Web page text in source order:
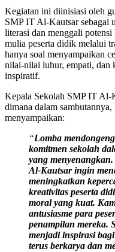
Kegiatan ini diinisiasi oleh
SMP IT Al-Kautsar sebagai
literasi dan menggali
mulia peserta didik melalui
hanya soal menyampaikan
nilai-nilai luhur, empati, dan
inspiratif.
Kepala Sekolah SMP IT Al-
dimana dalam sambutannya,
menyampaikan:
“Lomba
komitmen sekolah
yang
Al-Kautsar ingin
meningkatkan
kreativitas peserta
moral yang kuat.
antusiasme para
penampilan mereka.
menjadi inspirasi
terus berkarya dan